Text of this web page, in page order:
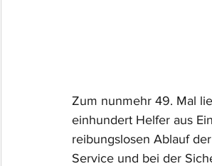
Zum nunmehr 49. Mal
einhundert Helfer aus
reibungslosen Ablauf
Service und bei der